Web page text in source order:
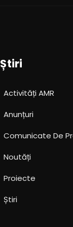
Știri
Activități AMR
Anunțuri
Comunicate De
Noutăți
Proiecte
Știri